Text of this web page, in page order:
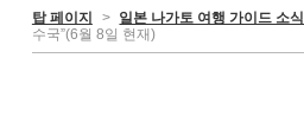
탑 페이지 > 일본 나가토 여행 가이드 소식
수국”(6월 8일 현재)